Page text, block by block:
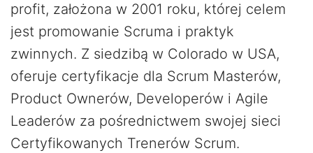
profit, założona w 2001 roku, której celem
jest promowanie Scruma i praktyk
zwinnych. Z siedzibą w Colorado w USA,
oferuje certyfikacje dla Scrum Masterów,
Product Ownerów, Developerów i Agile
Leaderów za pośrednictwem swojej sieci
Certyfikowanych Trenerów Scrum.